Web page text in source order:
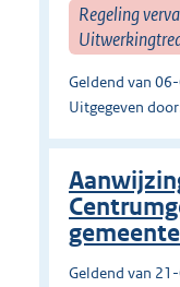
Regeling
Geldend van
Uitgegeven
Geldend van